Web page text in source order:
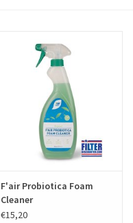
F'air Probiotica Foam
Cleaner
€15,20